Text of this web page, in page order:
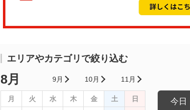
エリアやカテゴリで絞り込む
8月 9月 10月 11月
月 火 水 木 金 土 日 今日